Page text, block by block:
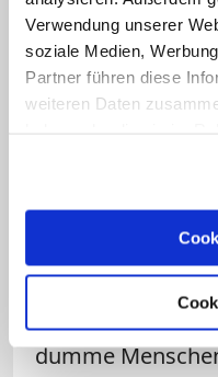
Verwendung unserer
soziale Medien,
Partner führen diese
weiteren Daten
ab und an
selber und bin
muss lernen,
Thema "Zeit" ist
sich in meine
die dir die Zeit
und zwar so viel,
dumme